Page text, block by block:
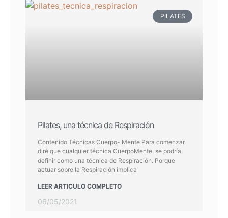
PILATES
Pilates, una técnica de Respiración
Contenido Técnicas Cuerpo- Mente Para comenzar
diré que cualquier técnica CuerpoMente, se podría
definir como una técnica de Respiración. Porque
actuar sobre la Respiración implica
LEER ARTICULO COMPLETO
06/05/2021